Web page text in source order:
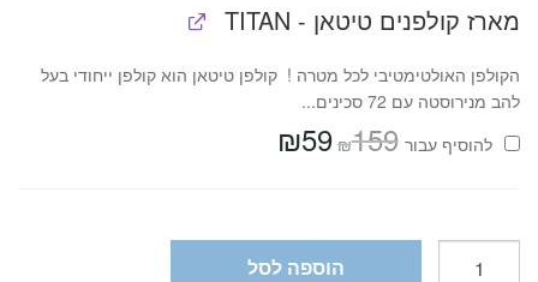
מארז קולפנים טיטאן - TITAN
הקולפן האולטימטיבי לכל מטרה ! קולפן טיטאן הוא קולפן ייחודי בעל
להב מנירוסטה עם 72 סכינים...
להוסיף⁦⁩ עבור
₪159 המחיר
המקורי
₪59
הוספה לסל